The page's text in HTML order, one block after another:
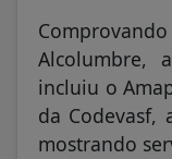
Alcolumbre,
incluiu o
da Codevasf,
mostrando